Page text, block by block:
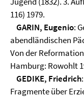
116) 1979.
GARIN, Eugenio:
abendländischen
Von der
Hamburg: Rowohlt
GEDIKE, Friedrich
Fragmente über